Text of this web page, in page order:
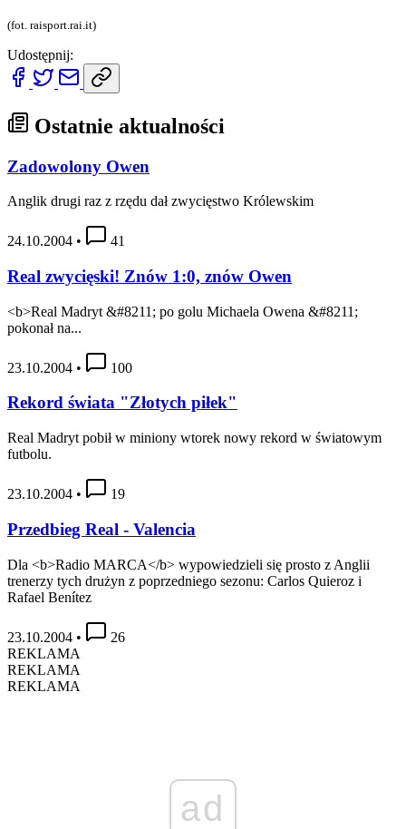
(fot. raisport.rai.it)
Udostępnij:
Ostatnie aktualności
Zadowolony Owen
Anglik drugi raz z rzędu dał zwycięstwo Królewskim
24.10.2004 • 41
Real zwycięski! Znów 1:0, znów Owen
<b>Real Madryt &#8211; po golu Michaela Owena &#8211;
pokonał na...
23.10.2004 • 100
Rekord świata "Złotych piłek"
Real Madryt pobił w miniony wtorek nowy rekord w światowym
futbolu.
23.10.2004 • 19
Przedbieg Real - Valencia
Dla <b>Radio MARCA</b> wypowiedzieli się prosto z Anglii
trenerzy tych drużyn z poprzedniego sezonu: Carlos Quieroz i
Rafael Benítez
23.10.2004 •
26
REKLAMA
REKLAMA
REKLAMA
ad